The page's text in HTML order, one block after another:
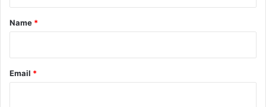
*
Name *
Email *